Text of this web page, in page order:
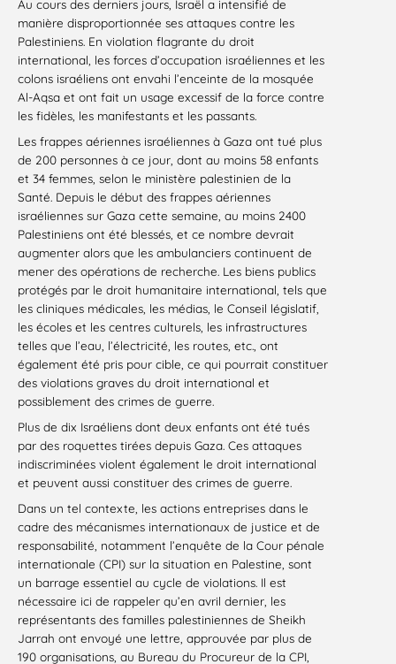
Au cours des derniers jours, Israël a intensifié de
manière disproportionnée ses attaques contre les
Palestiniens. En violation flagrante du droit
international, les forces d’occupation israéliennes et les
colons israéliens ont envahi l’enceinte de la mosquée
Al-Aqsa et ont fait un usage excessif de la force contre
les fidèles, les manifestants et les passants.
Les frappes aériennes israéliennes à Gaza ont tué plus
de 200 personnes à ce jour, dont au moins 58 enfants
et 34 femmes, selon le ministère palestinien de la
Santé. Depuis le début des frappes aériennes
israéliennes sur Gaza cette semaine, au moins 2400
Palestiniens ont été blessés, et ce nombre devrait
augmenter alors que les ambulanciers continuent de
mener des opérations de recherche. Les biens publics
protégés par le droit humanitaire international, tels que
les cliniques médicales, les médias, le Conseil législatif,
les écoles et les centres culturels, les infrastructures
telles que l’eau, l’électricité, les routes, etc., ont
également été pris pour cible, ce qui pourrait constituer
des violations graves du droit international et
possiblement des crimes de guerre.
Plus de dix Israéliens dont deux enfants ont été tués
par des roquettes tirées depuis Gaza. Ces attaques
indiscriminées violent également le droit international
et peuvent aussi constituer des crimes de guerre.
Dans un tel contexte, les actions entreprises dans le
cadre des mécanismes internationaux de justice et de
responsabilité, notamment l’enquête de la Cour pénale
internationale (CPI) sur la situation en Palestine, sont
un barrage essentiel au cycle de violations. Il est
nécessaire ici de rappeler qu’en avril dernier, les
représentants des familles palestiniennes de Sheikh
Jarrah ont envoyé une lettre, approuvée par plus de
190 organisations, au Bureau du Procureur de la CPI,